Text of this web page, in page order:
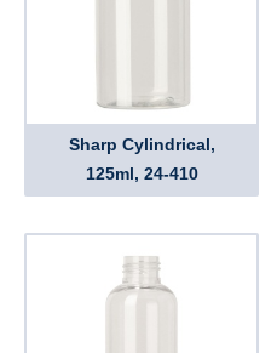
Sharp Cylindrical,
125ml, 24-410